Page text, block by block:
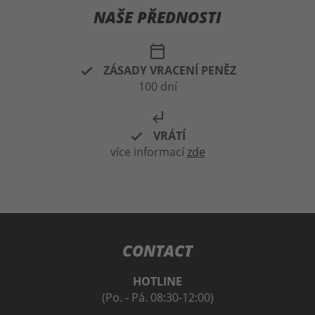
NAŠE PŘEDNOSTI
calendar_today
ZÁSADY VRACENÍ PENĚZ
100 dní
subdirectory_arrow_left
VRÁTÍ
více informacízde
CONTACT
HOTLINE
(Po. - Pá. 08:30-12:00)